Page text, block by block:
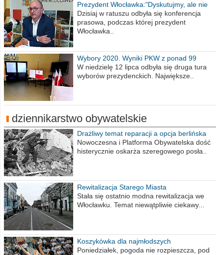
Prezydent Włocławka:"Dyskutujmy, ale nie
obrażajmy się”
Dzisiaj w ratuszu odbyła się konferencja
prasowa, podczas której prezydent
Włocławka..
Wybory 2020. Wyniki PKW z ponad 99
procent obwodów
W niedzielę 12 lipca odbyła się druga tura
wyborów prezydenckich. Największe..
dziennikarstwo obywatelskie
Drażliwy temat reparacji a opcja berlińska
Nowoczesna i Platforma Obywatelska dość
histerycznie oskarża szeregowego posła..
Rewitalizacja Starego Miasta
Stała się ostatnio modna rewitalizacja we
Włocławku. Temat niewątpliwie ciekawy...
Koszykówka dla najmłodszych
Poniedziałek, pogoda nie rozpieszcza, pod